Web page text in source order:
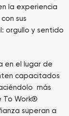
la experiencia
sus
orgullo y sentido
en el lugar de
capacitados
más
To Work®
superan a